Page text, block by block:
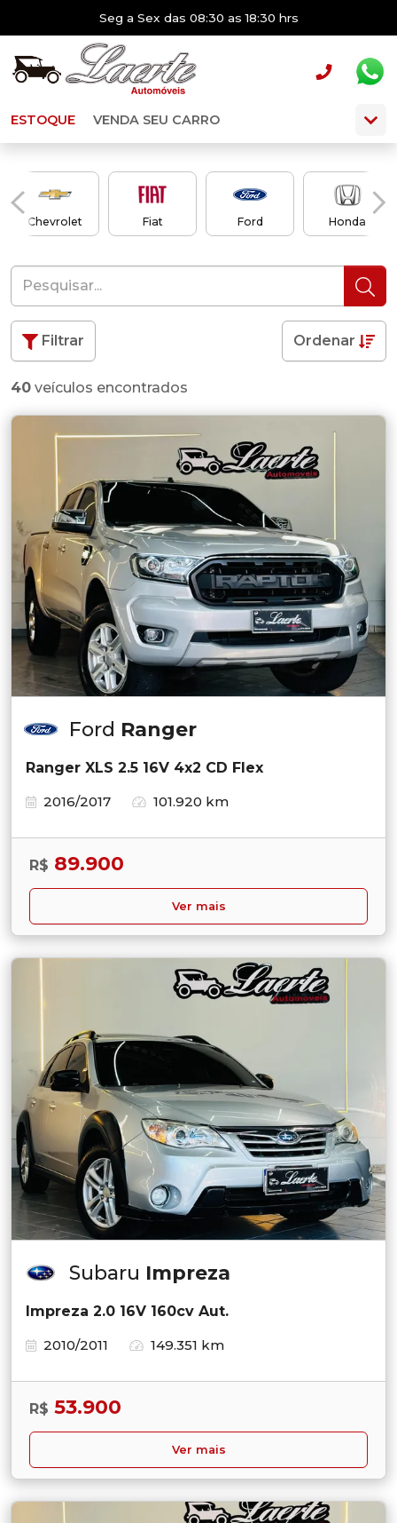
Seg a Sex das 08:30 as 18:30 hrs
ESTOQUE VENDA SEU CARRO
Chevrolet Fiat Ford Honda
Filtrar Ordenar
40 veículos encontrados
Ford Ranger
Ranger XLS 2.5 16V 4x2 CD Flex
2016/2017
101.920 km
R$ 89.900
Ver mais
Subaru Impreza
Impreza 2.0 16V 160cv Aut.
2010/2011
149.351 km
R$ 53.900
Ver mais